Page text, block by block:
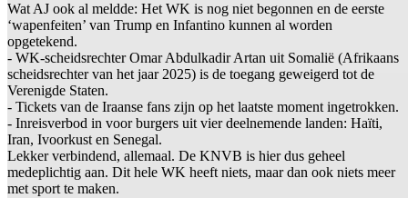
Wat AJ ook al meldde: Het WK is nog niet begonnen en de eerste
‘wapenfeiten’ van Trump en Infantino kunnen al worden
opgetekend.
- WK-scheidsrechter Omar Abdulkadir Artan uit Somalië (Afrikaans
scheidsrechter van het jaar 2025) is de toegang geweigerd tot de
Verenigde Staten.
- Tickets van de Iraanse fans zijn op het laatste moment ingetrokken.
- Inreisverbod in voor burgers uit vier deelnemende landen: Haïti,
Iran, Ivoorkust en Senegal.
Lekker verbindend, allemaal. De KNVB is hier dus geheel
medeplichtig aan. Dit hele WK heeft niets, maar dan ook niets meer
met sport te maken.